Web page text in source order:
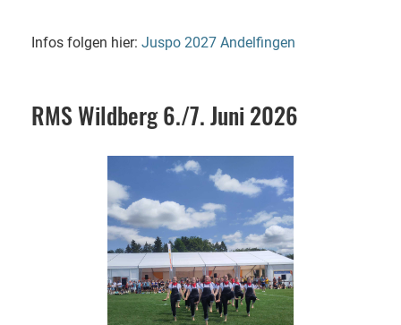
Infos folgen hier: Juspo 2027 Andelfingen
RMS Wildberg 6./7. Juni 2026